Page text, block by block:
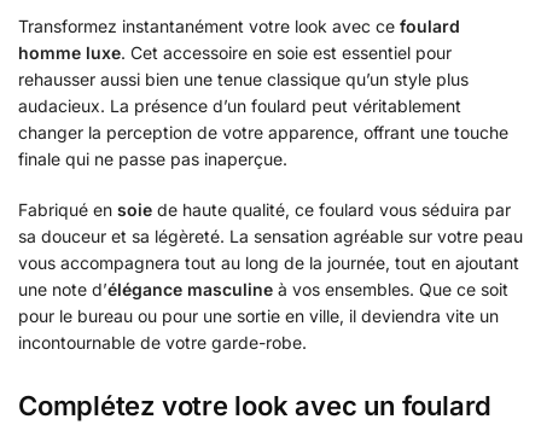
Transformez instantanément votre look avec ce foulard
homme luxe. Cet accessoire en soie est essentiel pour
rehausser aussi bien une tenue classique qu’un style plus
audacieux. La présence d’un foulard peut véritablement
changer la perception de votre apparence, offrant une touche
finale qui ne passe pas inaperçue.
Fabriqué en soie de haute qualité, ce foulard vous séduira par
sa douceur et sa légèreté. La sensation agréable sur votre peau
vous accompagnera tout au long de la journée, tout en ajoutant
une note d’élégance masculine à vos ensembles. Que ce soit
pour le bureau ou pour une sortie en ville, il deviendra vite un
incontournable de votre garde-robe.
Complétez votre look avec un foulard